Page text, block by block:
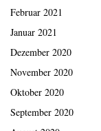
Februar 2021
Januar 2021
Dezember 2020
November 2020
Oktober 2020
September 2020